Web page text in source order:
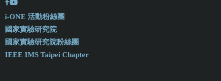
i-ONE 活動粉絲團
國家實驗研究院
國家實驗研究院粉絲團
IEEE IMS Taipei Chapter